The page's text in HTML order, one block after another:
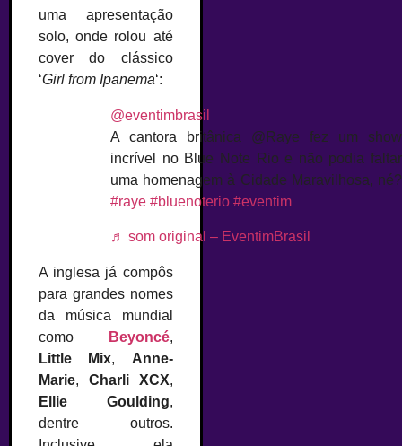
uma apresentação
solo, onde rolou até
cover do clássico
‘Girl from Ipanema‘:
@eventimbrasil
A cantora britânica @Raye fez um show
incrível no Blue Note Rio e não podia faltar
uma homenagem à Cidade Maravilhosa, né?
#raye #bluenoterio #eventim
♬ som original – EventimBrasil
A inglesa já compôs
para grandes nomes
da música mundial
como
Beyoncé,
Little Mix, Anne-
Marie, Charli XCX,
Ellie Goulding,
dentre outros.